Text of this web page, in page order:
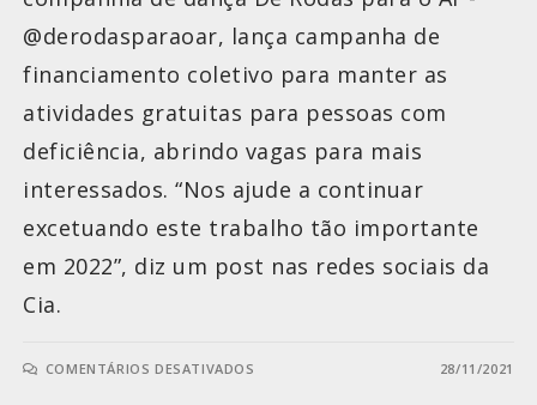
@derodasparaoar, lança campanha de
financiamento coletivo para manter as
atividades gratuitas para pessoas com
deficiência, abrindo vagas para mais
interessados. “Nos ajude a continuar
excetuando este trabalho tão importante
em 2022”, diz um post nas redes sociais da
Cia.
COMENTÁRIOS DESATIVADOS 28/11/2021